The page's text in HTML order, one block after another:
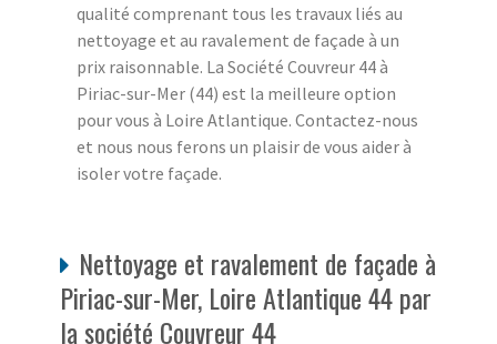
qualité comprenant tous les travaux liés au
nettoyage et au ravalement de façade à un
prix raisonnable. La Société Couvreur 44 à
Piriac-sur-Mer (44) est la meilleure option
pour vous à Loire Atlantique. Contactez-nous
et nous nous ferons un plaisir de vous aider à
isoler votre façade.
Nettoyage et ravalement de façade à
Piriac-sur-Mer, Loire Atlantique 44 par
la société Couvreur 44